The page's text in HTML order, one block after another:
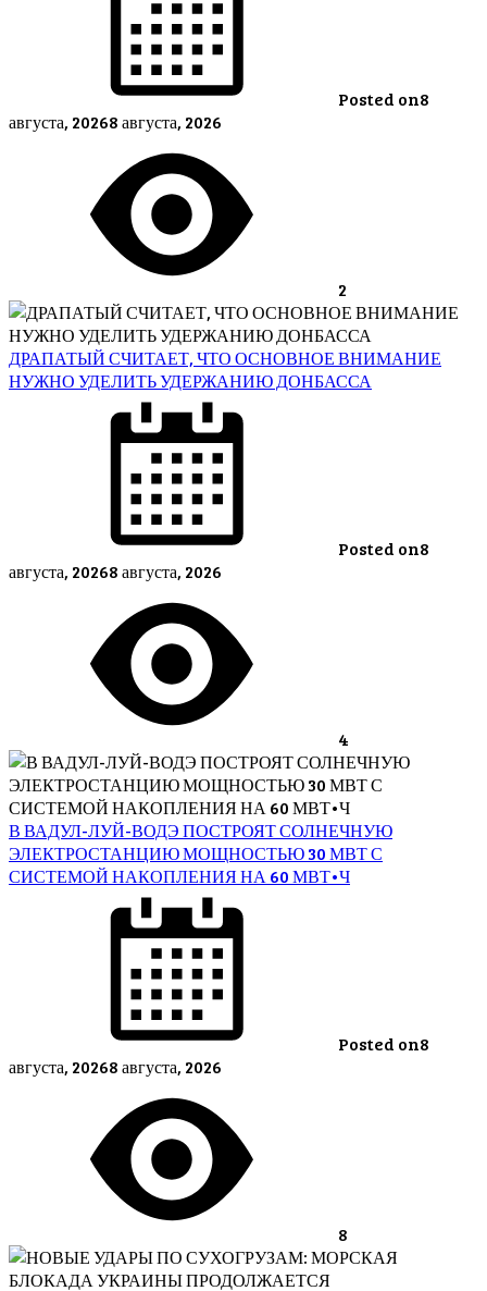
Posted on8
августа, 20268 августа, 2026
2
ДРАПАТЫЙ СЧИТАЕТ, ЧТО ОСНОВНОЕ ВНИМАНИЕ
НУЖНО УДЕЛИТЬ УДЕРЖАНИЮ ДОНБАССА
Posted on8
августа, 20268 августа, 2026
4
В ВАДУЛ-ЛУЙ-ВОДЭ ПОСТРОЯТ СОЛНЕЧНУЮ
ЭЛЕКТРОСТАНЦИЮ МОЩНОСТЬЮ 30 МВТ С
СИСТЕМОЙ НАКОПЛЕНИЯ НА 60 МВТ•Ч
Posted on8
августа, 20268 августа, 2026
8